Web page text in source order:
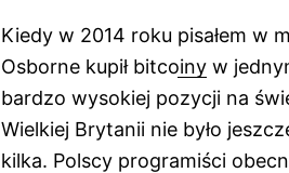
Kiedy w 2014 roku pisałem w
Osborne kupił bitcoiny w
bardzo wysokiej pozycji na
Wielkiej Brytanii nie było
kilka. Polscy programiści